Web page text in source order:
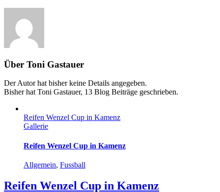
Über Toni Gastauer
Der Autor hat bisher keine Details angegeben.
Bisher hat Toni Gastauer, 13 Blog Beiträge geschrieben.
Reifen Wenzel Cup in Kamenz
Gallerie
Reifen Wenzel Cup in Kamenz
Allgemein, Fussball
Reifen Wenzel Cup in Kamenz